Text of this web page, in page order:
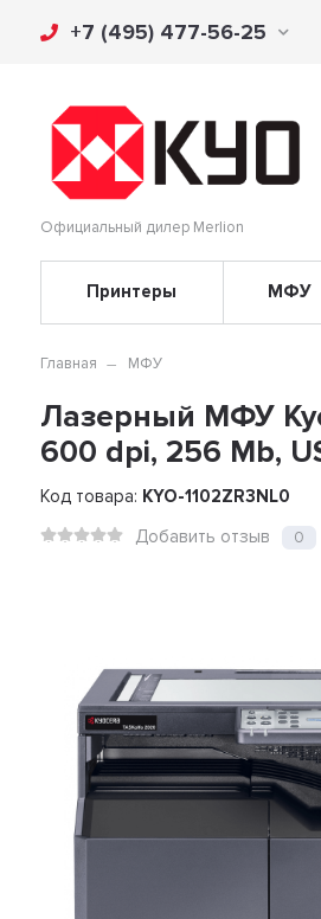
+7 (495) 477-56-25
Официальный дилер Merlion
Принтеры МФУ
Главная МФУ
Лазерный МФУ
600 dpi, 256 Mb,
Код товара: KYO-1102ZR3NL0
Добавить отзыв
0